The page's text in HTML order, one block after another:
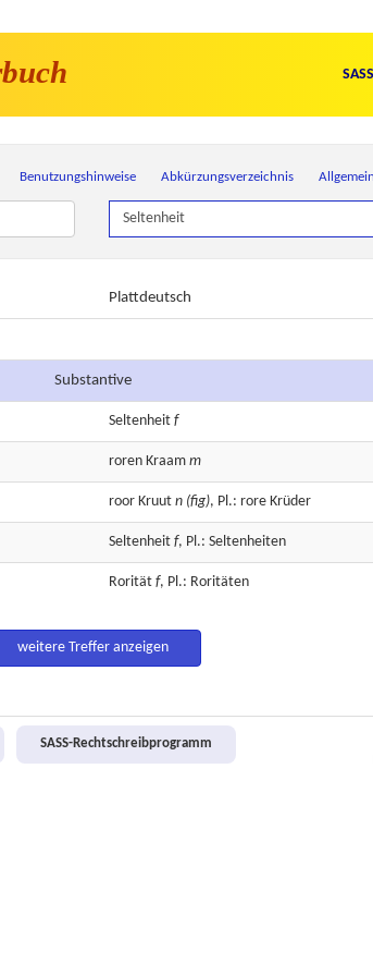
Benutzungshinweise Abkürzungsverzeichnis
Plattdeutsch
Substantive
Seltenheit f
roren Kraam m
roor Kruut n (fig), Pl.: rore Krüder
Seltenheit f, Pl.: Seltenheiten
Rorität f, Pl.: Roritäten
weitere Treffer anzeigen
SASS-Rechtschreibprogramm